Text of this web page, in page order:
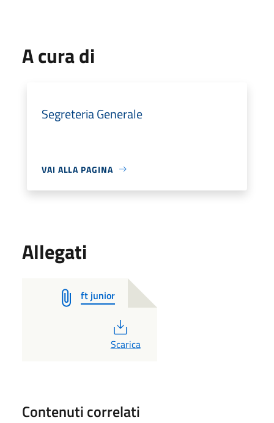
A cura di
Segreteria Generale
VAI ALLA PAGINA
Allegati
ft junior
PDF
Scarica
Contenuti correlati